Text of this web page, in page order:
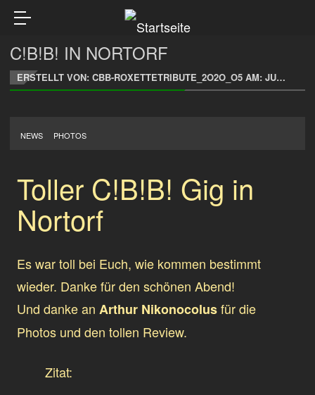
C!B!B! IN NORTORF
ERSTELLT VON: CBB-ROXETTETRIBUTE_2O2O_O5 AM:JULI 4, 2022
NEWS PHOTOS
Toller C!B!B! Gig in
Nortorf
Es war toll bei Euch, wie kommen bestimmt
wieder. Danke für den schönen Abend!
Und danke an Arthur Nikonocolusfür die
Photos und den tollen Review.
Zitat: